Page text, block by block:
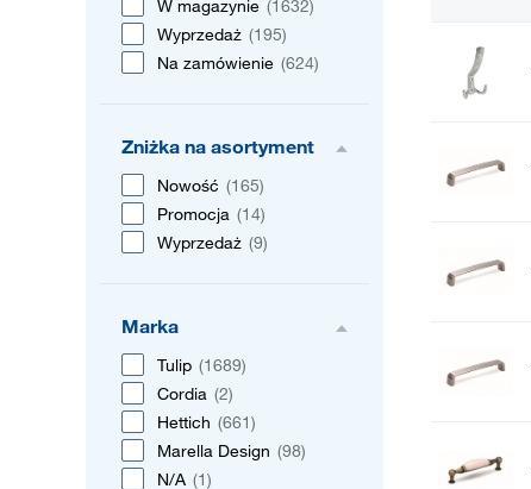
W magazynie (1632)
Wyprzedaż (195)
Na zamówienie (624)
Zniżka na asortyment
Nowość (165)
Promocja (14)
Wyprzedaż (9)
Marka
Tulip (1689)
Cordia (2)
Hettich (661)
Marella Design (98)
N/A (1)